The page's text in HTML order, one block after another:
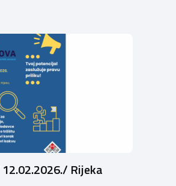
Rijeka